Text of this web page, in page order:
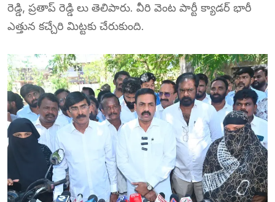
రెడ్డి, ప్రతాప్ రెడ్డి లు తెలిపారు. వీరి వెంట పార్టీ క్యాడర్ భారీ
ఎత్తున కచ్చేరి మిట్టకు చేరుకుంది.